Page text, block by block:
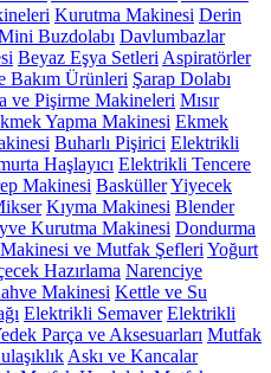
Kurutma Makinesi Derin
Buzdolabı Davlumbazlar
Beyaz Eşya Setleri Aspiratörler
Bakım Ürünleri Şarap Dolabı
ve Pişirme Makineleri Mısır
Yapma Makinesi Ekmek
Buharlı Pişirici Elektrikli
Haşlayıcı Elektrikli Tencere
Makinesi BasküllerYiyecek
Kıyma Makinesi Blender
Kurutma Makinesi Dondurma
ve Mutfak Şefleri Yoğurt
Hazırlama Narenciye
Makinesi Kettle ve Su
Elektrikli Semaver Elektrikli
Parça ve Aksesuarları Mutfak
Askı ve Kancalar